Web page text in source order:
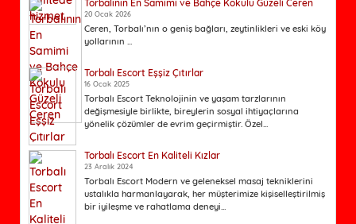
Torbalının En Samimi ve Bahçe Kokulu Güzeli Ceren
20 Ocak 2026
Ceren, Torbalı’nın o geniş bağları, zeytinlikleri ve eski köy
yollarının ...
Torbalı Escort Eşşiz Çıtırlar
16 Ocak 2025
Torbalı Escort Teknolojinin ve yaşam tarzlarının
değişmesiyle birlikte, bireylerin sosyal ihtiyaçlarına
yönelik çözümler de evrim geçirmiştir. Özel...
Torbalı Escort En Kaliteli Kızlar
23 Aralık 2024
Torbalı Escort Modern ve geleneksel masaj tekniklerini
ustalıkla harmanlayarak, her müşterimize kişiselleştirilmiş
bir iyileşme ve rahatlama deneyi...